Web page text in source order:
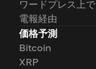
ワードプレス上で
電報経由
価格予測
Bitcoin
XRP